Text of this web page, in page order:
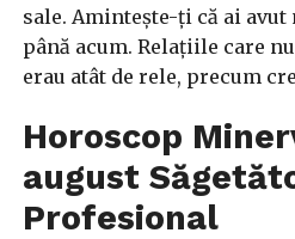
sale. Amintește-ți că ai
până acum. Relațiile care
erau atât de rele, precum
Horoscop
august
Profesional